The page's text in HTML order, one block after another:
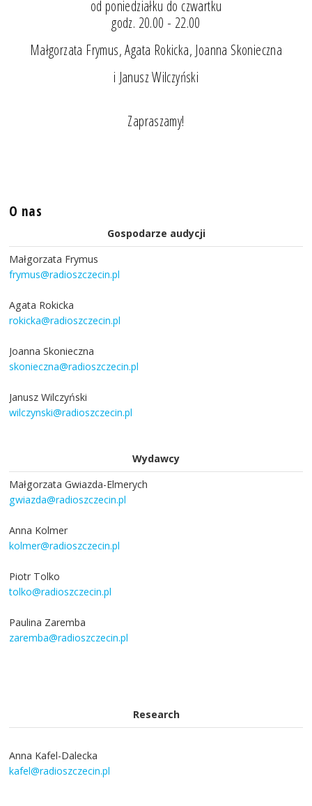
od poniedziałku do czwartku
godz. 20.00 - 22.00
Małgorzata Frymus, Agata Rokicka, Joanna Skonieczna
i Janusz Wilczyński
Zapraszamy!
O nas
Gospodarze audycji
Małgorzata Frymus
frymus@radioszczecin.pl
Agata Rokicka
rokicka@radioszczecin.pl
Joanna Skonieczna
skonieczna@radioszczecin.pl
Janusz Wilczyński
wilczynski@radioszczecin.pl
Wydawcy
Małgorzata Gwiazda-Elmerych
gwiazda@radioszczecin.pl
Anna Kolmer
kolmer@radioszczecin.pl
Piotr Tolko
tolko@radioszczecin.pl
Paulina Zaremba
zaremba@radioszczecin.pl
Research
Anna Kafel-Dalecka
kafel@radioszczecin.pl